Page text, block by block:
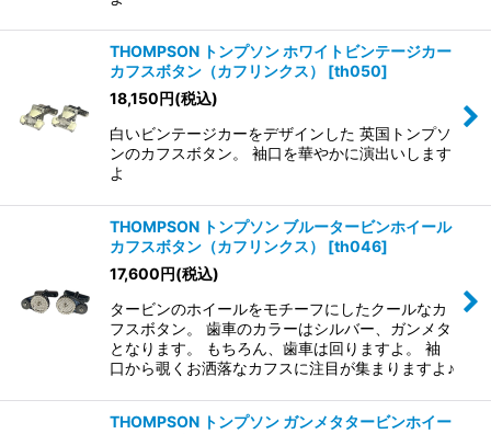
THOMPSON トンプソン ホワイトビンテージカー
カフスボタン（カフリンクス）
[th050]
18,150円(税込)
白いビンテージカーをデザインした 英国トンプソ
ンのカフスボタン。 袖口を華やかに演出いします
よ
THOMPSON トンプソン ブルータービンホイール
カフスボタン（カフリンクス）
[th046]
17,600円(税込)
タービンのホイールをモチーフにしたクールなカ
フスボタン。 歯車のカラーはシルバー、ガンメタ
となります。 もちろん、歯車は回りますよ。 袖
口から覗くお洒落なカフスに注目が集まりますよ♪
THOMPSON トンプソン ガンメタタービンホイー